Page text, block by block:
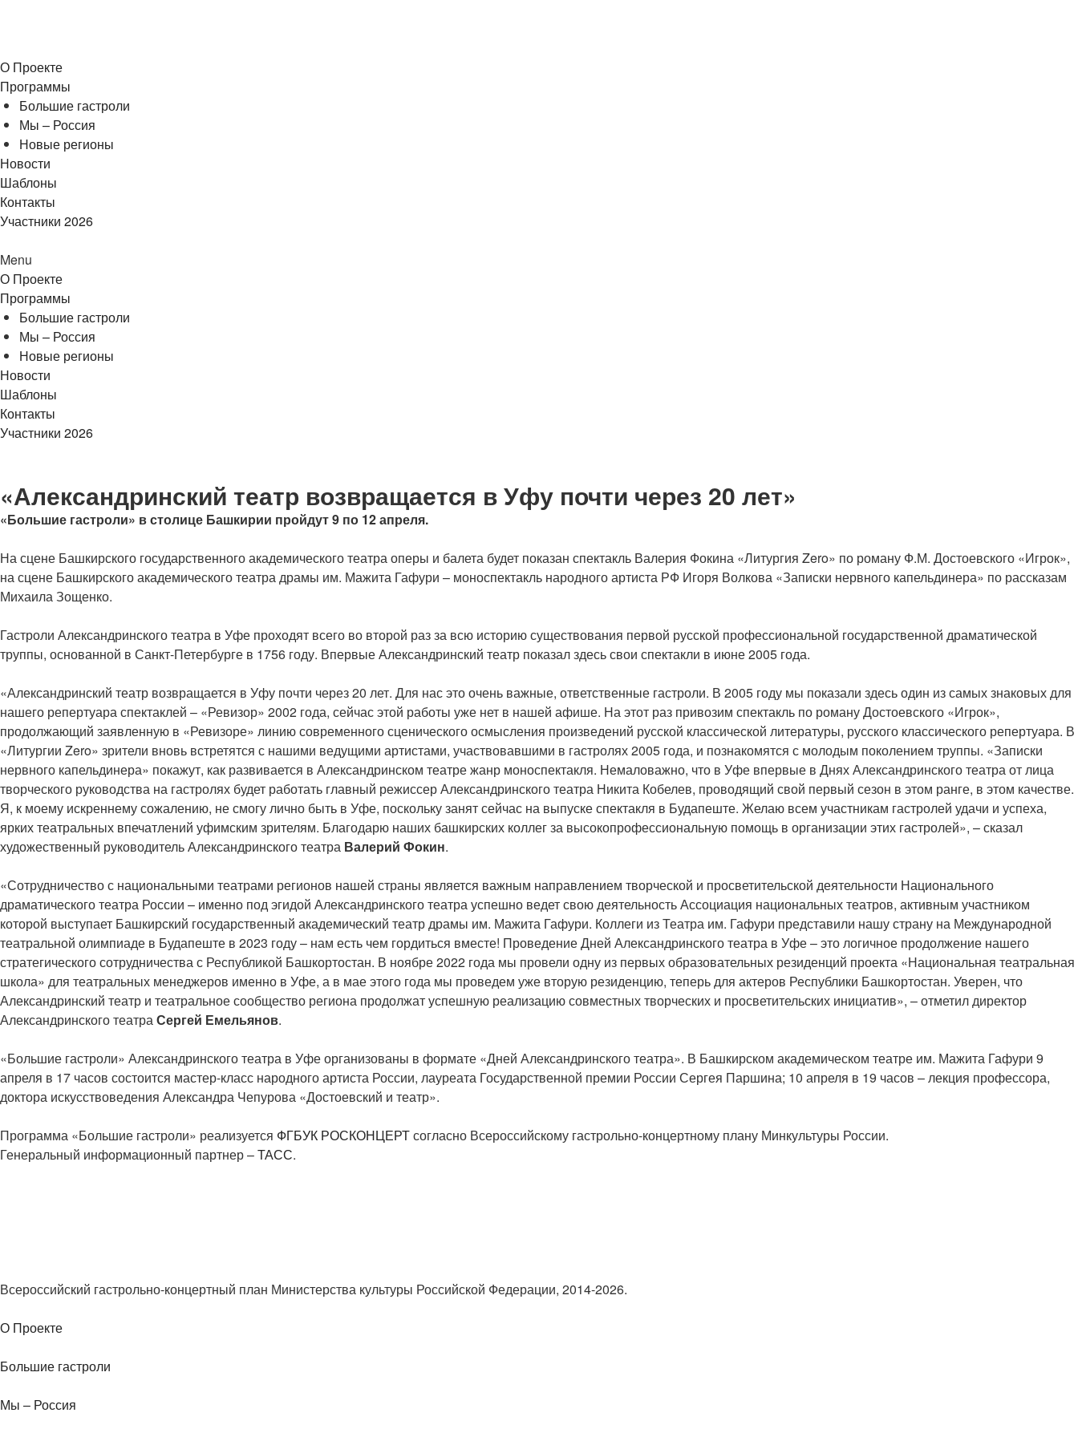
О Проекте
Программы
Большие гастроли
Мы – Россия
Новые регионы
Новости
Шаблоны
Контакты
Участники 2026
Menu
О Проекте
Программы
Большие гастроли
Мы – Россия
Новые регионы
Новости
Шаблоны
Контакты
Участники 2026
«Александринский театр возвращается в Уфу почти через 20 лет»
«Большие гастроли» в столице Башкирии пройдут 9 по 12 апреля.
На сцене Башкирского государственного академического театра оперы и балета будет показан спектакль Валерия Фокина «Литургия Zero» по роману Ф.М. Достоевского «Игрок»,
на сцене Башкирского академического театра драмы им. Мажита Гафури – моноспектакль народного артиста РФ Игоря Волкова «Записки нервного капельдинера» по рассказам
Михаила Зощенко.
Гастроли Александринского театра в Уфе проходят всего во второй раз за всю историю существования первой русской профессиональной государственной драматической
труппы, основанной в Санкт-Петербурге в 1756 году. Впервые Александринский театр показал здесь свои спектакли в июне 2005 года.
«Александринский театр возвращается в Уфу почти через 20 лет. Для нас это очень важные, ответственные гастроли. В 2005 году мы показали здесь один из самых знаковых для
нашего репертуара спектаклей – «Ревизор» 2002 года, сейчас этой работы уже нет в нашей афише. На этот раз привозим спектакль по роману Достоевского «Игрок»,
продолжающий заявленную в «Ревизоре» линию современного сценического осмысления произведений русской классической литературы, русского классического репертуара. В
«Литургии Zero» зрители вновь встретятся с нашими ведущими артистами, участвовавшими в гастролях 2005 года, и познакомятся с молодым поколением труппы. «Записки
нервного капельдинера» покажут, как развивается в Александринском театре жанр моноспектакля. Немаловажно, что в Уфе впервые в Днях Александринского театра от лица
творческого руководства на гастролях будет работать главный режиссер Александринского театра Никита Кобелев, проводящий свой первый сезон в этом ранге, в этом качестве.
Я, к моему искреннему сожалению, не смогу лично быть в Уфе, поскольку занят сейчас на выпуске спектакля в Будапеште. Желаю всем участникам гастролей удачи и успеха,
ярких театральных впечатлений уфимским зрителям. Благодарю наших башкирских коллег за высокопрофессиональную помощь в организации этих гастролей», – сказал
художественный руководитель Александринского театра Валерий Фокин.
«Сотрудничество с национальными театрами регионов нашей страны является важным направлением творческой и просветительской деятельности Национального
драматического театра России – именно под эгидой Александринского театра успешно ведет свою деятельность Ассоциация национальных театров, активным участником
которой выступает Башкирский государственный академический театр драмы им. Мажита Гафури. Коллеги из Театра им. Гафури представили нашу страну на Международной
театральной олимпиаде в Будапеште в 2023 году – нам есть чем гордиться вместе! Проведение Дней Александринского театра в Уфе – это логичное продолжение нашего
стратегического сотрудничества с Республикой Башкортостан. В ноябре 2022 года мы провели одну из первых образовательных резиденций проекта «Национальная театральная
школа» для театральных менеджеров именно в Уфе, а в мае этого года мы проведем уже вторую резиденцию, теперь для актеров Республики Башкортостан. Уверен, что
Александринский театр и театральное сообщество региона продолжат успешную реализацию совместных творческих и просветительских инициатив», – отметил директор
Александринского театраСергей Емельянов.
«Большие гастроли» Александринского театра в Уфе организованы в формате «Дней Александринского театра». В Башкирском академическом театре им. Мажита Гафури 9
апреля в 17 часов состоится мастер-класс народного артиста России, лауреата Государственной премии России Сергея Паршина; 10 апреля в 19 часов – лекция профессора,
доктора искусствоведения Александра Чепурова «Достоевский и театр».
Программа «Большие гастроли» реализуется ФГБУК РОСКОНЦЕРТсогласно Всероссийскому гастрольно-концертному плану Минкультуры России.
Генеральный информационный партнер –ТАСС.
Всероссийский гастрольно-концертный план Министерства культуры Российской Федерации, 2014-2026.
О Проекте
Большие гастроли
Мы – Россия